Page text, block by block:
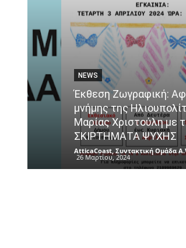
NEWS
Έκθεση Ζωγραφική: Αφιέρωμα
μνήμης της Ηλιουπολίτισσας
Μαρίας Χριστούλη με τίτλο:
ΣΚΙΡΤΗΜΑΤΑ ΨΥΧΗΣ
AtticaCoast, Συντακτική Ομάδα A.V. -
26 Μαρτίου, 2024